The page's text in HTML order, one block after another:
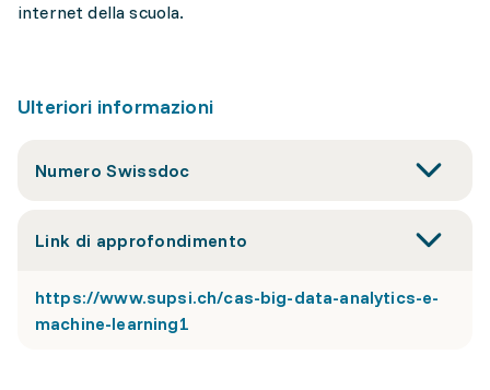
internet della scuola.
Ulteriori informazioni
Numero Swissdoc
Link di approfondimento
https://www.supsi.ch/cas-big-data-analytics-e-
machine-learning1